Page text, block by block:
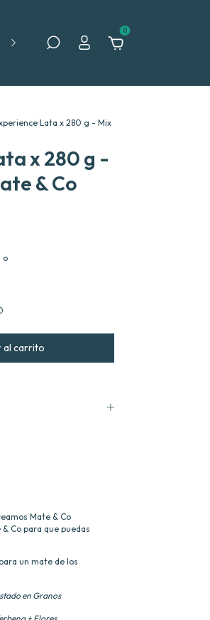
Política de Devolución
0
Lata x 280 g - Mix
x 280 g -
& Co
o
Mate & Co
Co para que puedas
un mate de los
en Granos